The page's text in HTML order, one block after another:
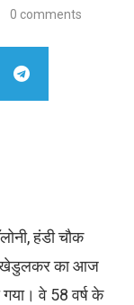
0 comments
हंडी चौक
खेडुलकर का आज
वे 58 वर्ष के